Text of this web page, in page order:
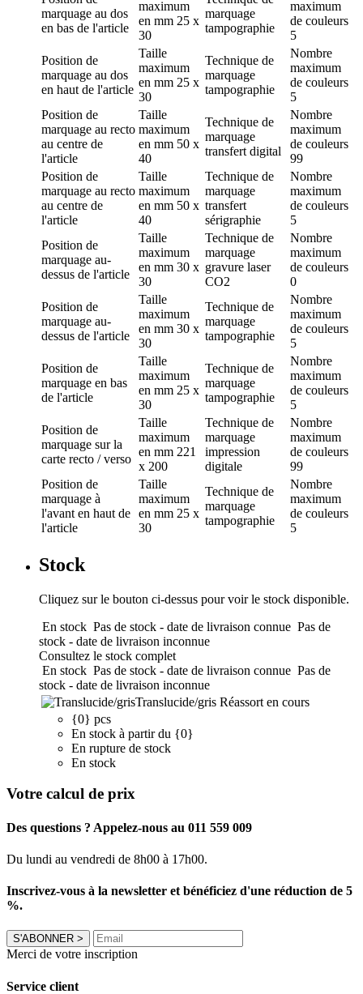
marquage au dos
en bas de l'article
maximum
en mm 25 x
30
marquage
tampographie
maximum
de couleurs
5
Position de
marquage au dos
en haut de l'article
Taille
maximum
en mm 25 x
30
Technique de
marquage
tampographie
Nombre
maximum
de couleurs
5
Position de
marquage au recto
au centre de
l'article
Taille
maximum
en mm 50 x
40
Technique de
marquage
transfert digital
Nombre
maximum
de couleurs
99
Position de
marquage au recto
au centre de
l'article
Taille
maximum
en mm 50 x
40
Technique de
marquage
transfert
sérigraphie
Nombre
maximum
de couleurs
5
Position de
marquage au-
dessus de l'article
Taille
maximum
en mm 30 x
30
Technique de
marquage
gravure laser
CO2
Nombre
maximum
de couleurs
0
Position de
marquage au-
dessus de l'article
Taille
maximum
en mm 30 x
30
Technique de
marquage
tampographie
Nombre
maximum
de couleurs
5
Position de
marquage en bas
de l'article
Taille
maximum
en mm 25 x
30
Technique de
marquage
tampographie
Nombre
maximum
de couleurs
5
Position de
marquage sur la
carte recto / verso
Taille
maximum
en mm 221
x 200
Technique de
marquage
impression
digitale
Nombre
maximum
de couleurs
99
Position de
marquage à
l'avant en haut de
l'article
Taille
maximum
en mm 25 x
30
Technique de
marquage
tampographie
Nombre
maximum
de couleurs
5
Stock
Cliquez sur le bouton ci-dessus pour voir le stock disponible.
En stock Pas de stock - date de livraison connue Pas de
stock - date de livraison inconnue
Consultez le stock complet
En stock Pas de stock - date de livraison connue Pas de
stock - date de livraison inconnue
Translucide/gris Réassort en cours
{0} pcs
En stock à partir du {0}
En rupture de stock
En stock
Votre calcul de prix
Des questions ? Appelez-nous au 011 559 009
Du lundi au vendredi de 8h00 à 17h00.
Inscrivez-vous à la newsletter et bénéficiez d'une réduction de 5
%.
S'ABONNER >
Merci de votre inscription
Service client